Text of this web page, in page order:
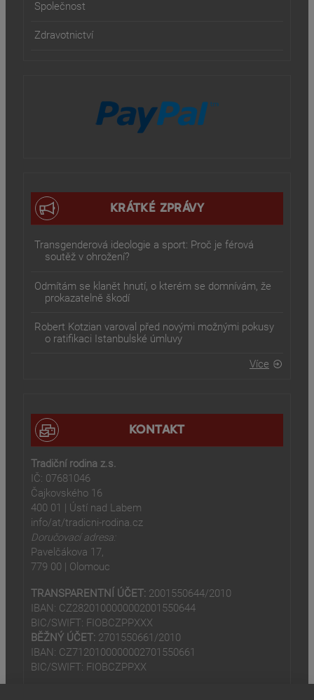
Společnost
Zdravotnictví
KRÁTKÉ ZPRÁVY
Transgenderová ideologie a sport: Proč je férová
soutěž v ohrožení?
Odmítám se klanět hnutí, o kterém se domnívám, že
prokazatelně škodí
Robert Kotzian varoval před novými možnými pokusy
o ratifikaci Istanbulské úmluvy
Více
KONTAKT
Tradiční rodina z.s.
IČ: 07681046
Čajkovského 16
400 01 | Ústí nad Labem
info/at/tradicni-rodina.cz
Doručovací adresa:
Pavelčákova 17,
779 00 | Olomouc
TRANSPARENTNÍ ÚČET: 2001550644/2010
IBAN: CZ2820100000002001550644
BIC/SWIFT: FIOBCZPPXXX
BĚŽNÝ ÚČET: 2701550661/2010
IBAN: CZ7120100000002701550661
BIC/SWIFT: FIOBCZPPXX